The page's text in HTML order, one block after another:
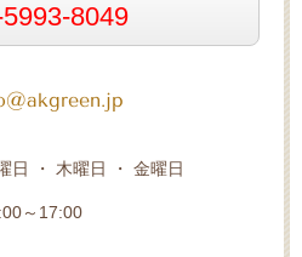
8049
・ 木曜日 ・ 金曜日
～17:00